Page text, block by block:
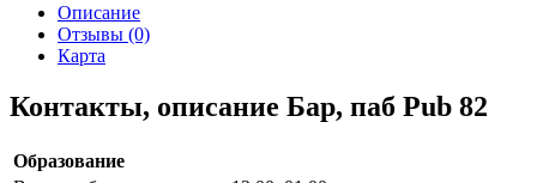
Описание
Отзывы (0)
Карта
Контакты, описание Бар, паб Pub 82
Образование